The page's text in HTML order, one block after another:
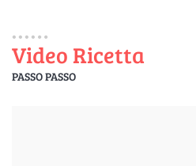
Video Ricetta
PASSO PASSO